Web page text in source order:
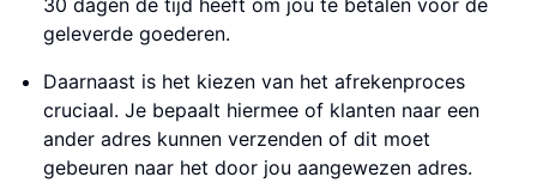
30 dagen de tijd heeft om jou te betalen voor de
geleverde goederen.
Daarnaast is het kiezen van het afrekenproces
cruciaal. Je bepaalt hiermee of klanten naar een
ander adres kunnen verzenden of dit moet
gebeuren naar het door jou aangewezen adres.